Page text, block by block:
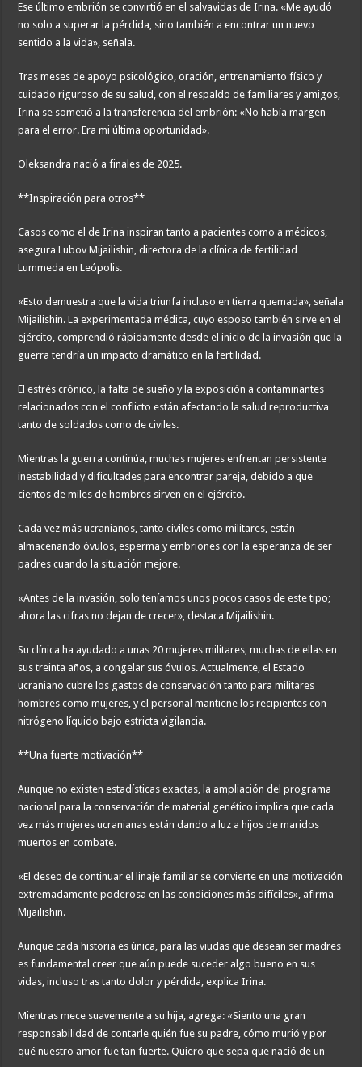
Ese último embrión se convirtió en el salvavidas de Irina. «Me ayudó
no solo a superar la pérdida, sino también a encontrar un nuevo
sentido a la vida», señala.
Tras meses de apoyo psicológico, oración, entrenamiento físico y
cuidado riguroso de su salud, con el respaldo de familiares y amigos,
Irina se sometió a la transferencia del embrión: «No había margen
para el error. Era mi última oportunidad».
Oleksandra nació a finales de 2025.
**Inspiración para otros**
Casos como el de Irina inspiran tanto a pacientes como a médicos,
asegura Lubov Mijailishin, directora de la clínica de fertilidad
Lummeda en Leópolis.
«Esto demuestra que la vida triunfa incluso en tierra quemada», señala
Mijailishin. La experimentada médica, cuyo esposo también sirve en el
ejército, comprendió rápidamente desde el inicio de la invasión que la
guerra tendría un impacto dramático en la fertilidad.
El estrés crónico, la falta de sueño y la exposición a contaminantes
relacionados con el conflicto están afectando la salud reproductiva
tanto de soldados como de civiles.
Mientras la guerra continúa, muchas mujeres enfrentan persistente
inestabilidad y dificultades para encontrar pareja, debido a que
cientos de miles de hombres sirven en el ejército.
Cada vez más ucranianos, tanto civiles como militares, están
almacenando óvulos, esperma y embriones con la esperanza de ser
padres cuando la situación mejore.
«Antes de la invasión, solo teníamos unos pocos casos de este tipo;
ahora las cifras no dejan de crecer», destaca Mijailishin.
Su clínica ha ayudado a unas 20 mujeres militares, muchas de ellas en
sus treinta años, a congelar sus óvulos. Actualmente, el Estado
ucraniano cubre los gastos de conservación tanto para militares
hombres como mujeres, y el personal mantiene los recipientes con
nitrógeno líquido bajo estricta vigilancia.
**Una fuerte motivación**
Aunque no existen estadísticas exactas, la ampliación del programa
nacional para la conservación de material genético implica que cada
vez más mujeres ucranianas están dando a luz a hijos de maridos
muertos en combate.
«El deseo de continuar el linaje familiar se convierte en una motivación
extremadamente poderosa en las condiciones más difíciles», afirma
Mijailishin.
Aunque cada historia es única, para las viudas que desean ser madres
es fundamental creer que aún puede suceder algo bueno en sus
vidas, incluso tras tanto dolor y pérdida, explica Irina.
Mientras mece suavemente a su hija, agrega: «Siento una gran
responsabilidad de contarle quién fue su padre, cómo murió y por
qué nuestro amor fue tan fuerte. Quiero que sepa que nació de un